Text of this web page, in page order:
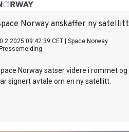
Norway anskaffer ny satellitt
09:42:39 CET
Space Norway
Pressemelding
Norway satser videre i rommet og
signert avtale om en ny satellitt.